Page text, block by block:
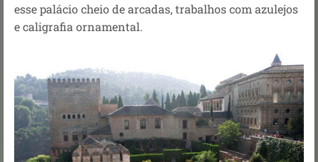
esse palácio cheio de arcadas, trabalhos com azulejos
e caligrafia ornamental.